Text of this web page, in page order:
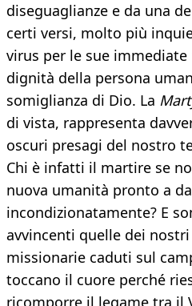
diseguaglianze e da una
certi versi, molto più
virus per le sue
dignità della persona
somiglianza di Dio. La
di vista, rappresenta
oscuri presagi del nostro
Chi è infatti il martire se
nuova umanità pronto a
incondizionatamente? E
avvincenti quelle dei
missionarie caduti sul
toccano il cuore perché
ricomporre il legame tra il